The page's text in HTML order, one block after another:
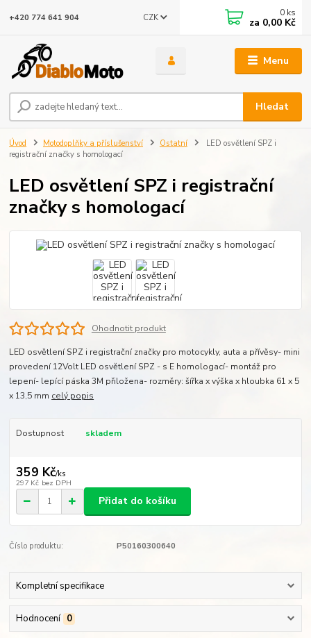
Menu
CZK
Hledat
+420 774 641 904 0 ks
za 0,00 Kč
Úvod Motodoplňky a příslušenství Ostatní
LED osvětlení SPZ i
registrační značky s homologací
LED osvětlení SPZ i registrační
značky s homologací
Ohodnotit produkt
LED osvětlení SPZ i registrační značky pro motocykly, auta a přívěsy- mini
provedení 12Volt LED osvětlení SPZ - s E homologací- montáž pro
lepení- lepící páska 3M přiložena- rozměry: šířka x výška x hloubka 61 x 5
x 13,5 mm celý popis
Dostupnost skladem
359 Kč/ks
297 Kč bez DPH
Přidat do košíku
Číslo produktu: P50160300640
Kompletní specifikace
Hodnocení 0